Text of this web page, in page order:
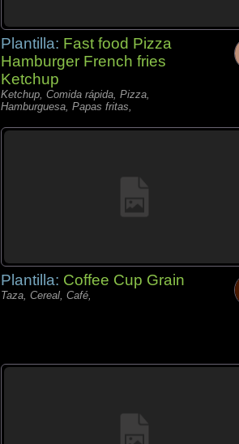
Plantilla: Fast food Pizza
Hamburger French fries
Ketchup
Ketchup, Comida rápida, Pizza,
Hamburguesa, Papas fritas,
Plantilla: Coffee Cup Grain
Taza, Cereal, Café,